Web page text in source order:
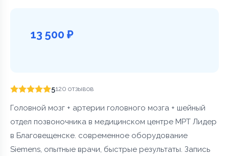
13 500 ₽
5120 отзывов
Головной мозг + артерии головного мозга + шейный
отдел позвоночника в медицинском центре МРТ Лидер
в Благовещенске. современное оборудование
Siemens, опытные врачи, быстрые результаты. Запись